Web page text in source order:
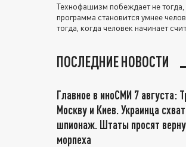
Технофашизм побеждает не тогда,
программа становится умнее
тогда, когда человек начинает
ПОСЛЕДНИЕ НОВОСТИ
Главное в иноСМИ 7 августа:
Москву и Киев. Украинца
шпионаж. Штаты просят
морпеха